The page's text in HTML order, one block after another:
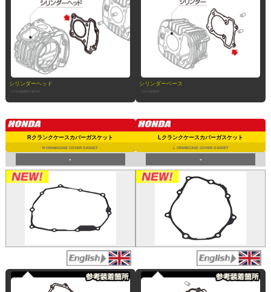
シリンダーヘッド
CYLINDER HEAD
シリンダーベース
CYLINDER
Rクランクケースカバーガスケット
R CRANKCASE COVER GASKET
-
Lクランクケースカバーガスケット
L CRANKCASE COVER GASKET
-